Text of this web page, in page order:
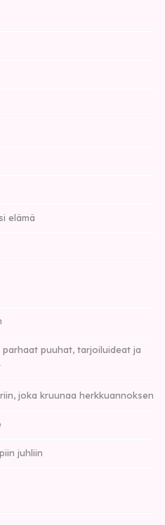
elämä
puuhat, tarjoiluideat ja
joka kruunaa herkkuannoksen
juhliin